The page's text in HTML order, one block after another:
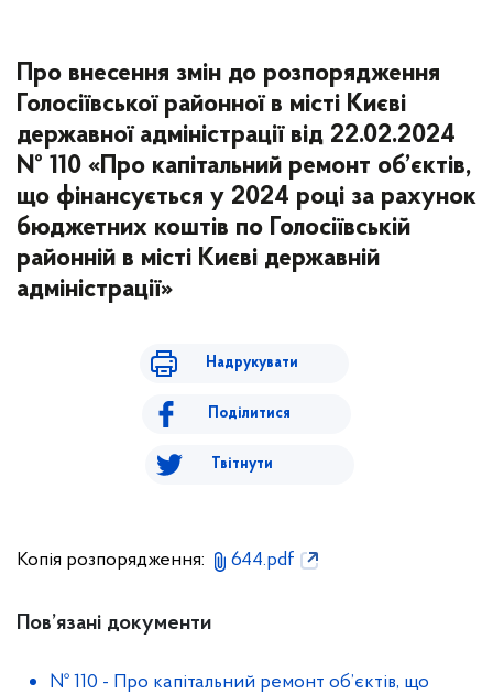
Про внесення змін до розпорядження
Голосіївської районної в місті Києві
державної адміністрації від 22.02.2024
№ 110 «Про капітальний ремонт об’єктів,
що фінансується у 2024 році за рахунок
бюджетних коштів по Голосіївській
районній в місті Києві державній
адміністрації»
Надрукувати
Поділитися
Твітнути
Копія розпорядження: 644.pdf
Пов’язані документи
№ 110 - Про капітальний ремонт об’єктів, що